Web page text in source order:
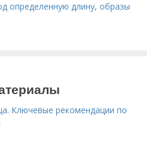
определенную длину, образы
Ключевые рекомендации по